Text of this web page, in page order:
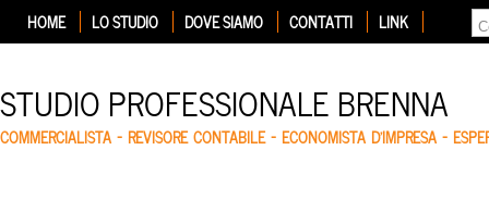
HOME LO STUDIO DOVE SIAMO CONTATTI LINK
STUDIO PROFESSIONALE BRENNA
COMMERCIALISTA – REVISORE CONTABILE – ECONOMISTA D'IMPRESA –